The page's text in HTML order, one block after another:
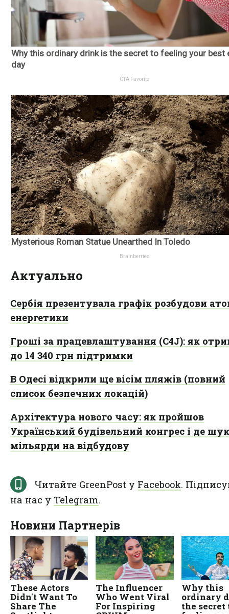
Актуально
Сербія презентувала графік розбудови
енергетики
Гроші за працевлаштування (C4J): як
до 14 340 грн підтримки
В Одесі відкрили ще вісім пляжів (повний
список безпечних локацій)
Архітектура нового часу: як пройшов
Український будівельний конгрес і де
мільярди на відбудову
Читайте GreenPost у Facebook.
на нас у Telegram.